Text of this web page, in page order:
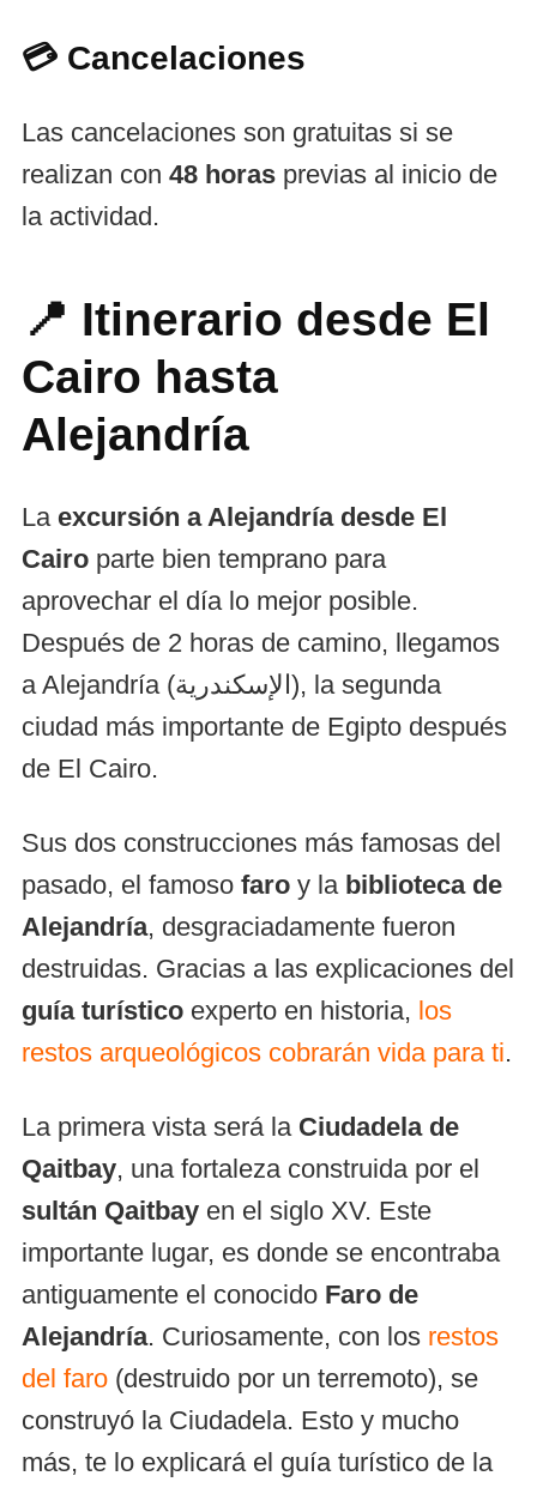
💳 Cancelaciones
Las cancelaciones son gratuitas si se
realizan con 48 horas previas al inicio de
la actividad.
📍 Itinerario desde El
Cairo hasta
Alejandría
La excursión a Alejandría desde El
Cairo parte bien temprano para
aprovechar el día lo mejor posible.
Después de 2 horas de camino, llegamos
a Alejandría (الإسكندرية), la segunda
ciudad más importante de Egipto después
de El Cairo.
Sus dos construcciones más famosas del
pasado, el famoso faro y la biblioteca de
Alejandría, desgraciadamente fueron
destruidas. Gracias a las explicaciones del
guía turístico experto en historia, los
restos arqueológicos cobrarán vida para ti.
La primera vista será la Ciudadela de
Qaitbay, una fortaleza construida por el
sultán Qaitbay en el siglo XV. Este
importante lugar, es donde se encontraba
antiguamente el conocido Faro de
Alejandría. Curiosamente, con los restos
del faro (destruido por un terremoto), se
construyó la Ciudadela. Esto y mucho
más, te lo explicará el guía turístico de la